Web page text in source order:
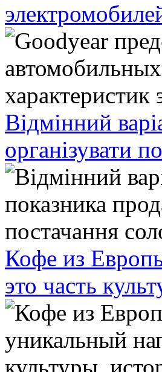
Відмінний
організувати
Кофе из
это часть